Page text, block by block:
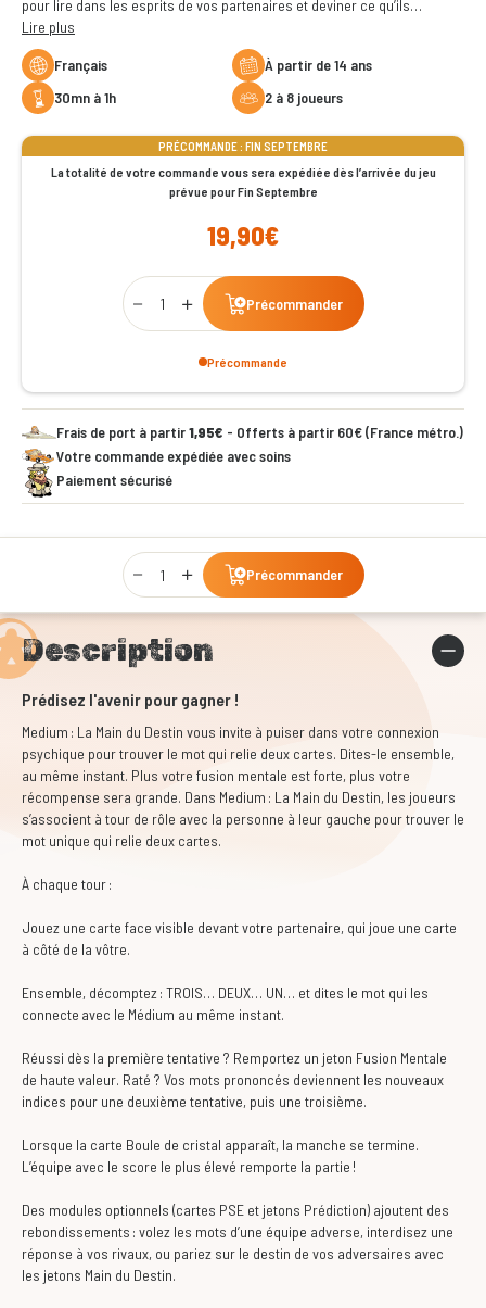
pour lire dans les esprits de vos partenaires et deviner ce qu’ils
s’apprêtent à dire. En duo, vous devez déterminer le Médium, c’est-à-dire
le mot qui connecte vos deux cartes, et le prononcer ensemble.
Partagez ce moment magique où vos esprits sont en parfaite symbiose
!
Lire plus
Français
à partir de 14 ans
30mn à 1h
2 à 8 joueurs
PRÉCOMMANDE : FIN SEPTEMBRE
La totalité de votre commande vous sera expédiée dès l’arrivée du jeu
prévue pour Fin Septembre
19,90€
Qty
Précommander
Précommande
Frais de port à partir1,95€ - Offerts à partir 60€ (France métro.)
Votre commande expédiée avec soins
Paiement sécurisé
Qty
Précommander
Description
Prédisez l'avenir pour gagner !
Medium : La Main du Destin vous invite à puiser dans votre connexion
psychique pour trouver le mot qui relie deux cartes. Dites-le ensemble,
au même instant. Plus votre fusion mentale est forte, plus votre
récompense sera grande. Dans Medium : La Main du Destin, les joueurs
s’associent à tour de rôle avec la personne à leur gauche pour trouver le
mot unique qui relie deux cartes.
À chaque tour :
Jouez une carte face visible devant votre partenaire, qui joue une carte
à côté de la vôtre.
Ensemble, décomptez : TROIS… DEUX… UN… et dites le mot qui les
connecte avec le Médium au même instant.
Réussi dès la première tentative ? Remportez un jeton Fusion Mentale
de haute valeur. Raté ? Vos mots prononcés deviennent les nouveaux
indices pour une deuxième tentative, puis une troisième.
Lorsque la carte Boule de cristal apparaît, la manche se termine.
L’équipe avec le score le plus élevé remporte la partie !
Des modules optionnels (cartes PSE et jetons Prédiction) ajoutent des
rebondissements : volez les mots d’une équipe adverse, interdisez une
réponse à vos rivaux, ou pariez sur le destin de vos adversaires avec
les jetons Main du Destin.